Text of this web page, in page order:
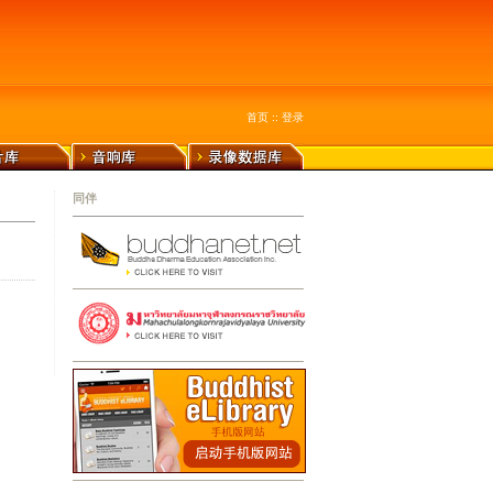
首页 :: 登录
同伴